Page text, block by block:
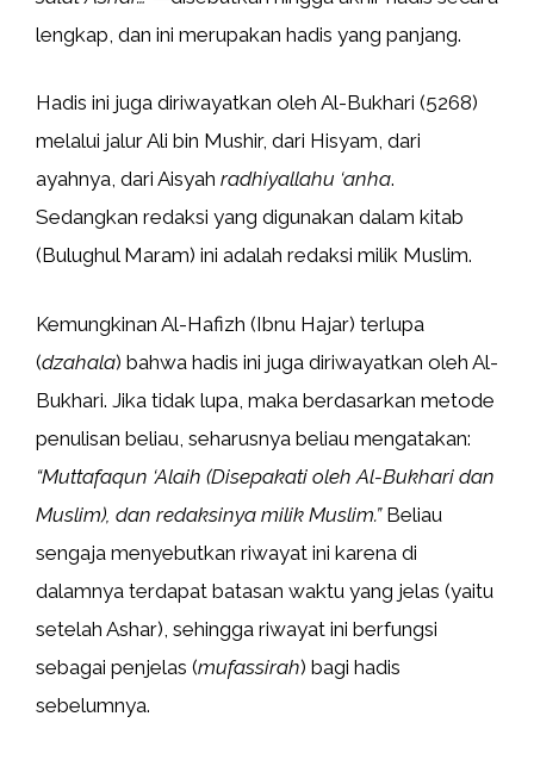
lengkap, dan ini merupakan hadis yang panjang.
Hadis ini juga diriwayatkan oleh Al-Bukhari (5268)
melalui jalur Ali bin Mushir, dari Hisyam, dari
ayahnya, dari Aisyah radhiyallahu ‘anha.
Sedangkan redaksi yang digunakan dalam kitab
(Bulughul Maram) ini adalah redaksi milik Muslim.
Kemungkinan Al-Hafizh (Ibnu Hajar) terlupa
(dzahala) bahwa hadis ini juga diriwayatkan oleh Al-
Bukhari. Jika tidak lupa, maka berdasarkan metode
penulisan beliau, seharusnya beliau mengatakan:
“Muttafaqun ‘Alaih (Disepakati oleh Al-Bukhari dan
Muslim), dan redaksinya milik Muslim.”Beliau
sengaja menyebutkan riwayat ini karena di
dalamnya terdapat batasan waktu yang jelas (yaitu
setelah Ashar), sehingga riwayat ini berfungsi
sebagai penjelas (mufassirah) bagi hadis
sebelumnya.